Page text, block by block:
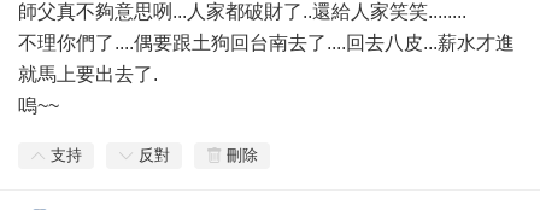
師父真不夠意思咧...人家都破財了..還給人家笑笑........
不理你們了....偶要跟土狗回台南去了....回去八皮...薪水才進
就馬上要出去了.
嗚~~
支持 反對 刪除